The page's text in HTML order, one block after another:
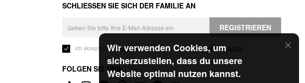
Wir verwenden Cookies, um
sicherzustellen, dass du unsere
Website optimal nutzen kannst.
SCHLIESSEN SIE SICH DER FAMILIE AN
REGISTRIEREN
Ich akzeptiere dieGeschäftsbedingungen und die Datenschutzerklärung
FOLGEN SIE UNS